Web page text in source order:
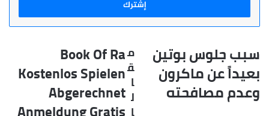
سبب
جلوس
بوتين
بعيداً
عن
سبب جلوس بوتين
بعيداً عن ماكرون
وعدم مصافحته
Book
Of
Ra
Kostenlos
Spielen
Abgerechnet
Book Of Ra
Kostenlos Spielen
Abgerechnet
م
ق
ا
ل
ا